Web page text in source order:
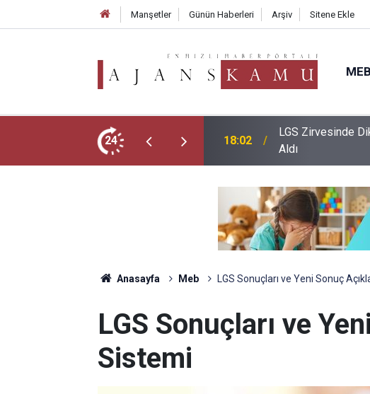
Manşetler Günün Haberleri Arşiv Sitene Ekle
MEB
24
Sadece İki Okul Tam Puanla Öğrenci
17:05 2026 LGS
Anasayfa Meb LGS Sonuçları ve Yeni Sonuç
LGS Sonuçları ve
Sistemi